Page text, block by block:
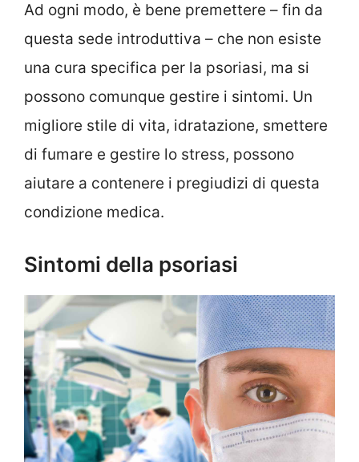
Ad ogni modo, è bene premettere – fin da
questa sede introduttiva – che non esiste
una cura specifica per la psoriasi, ma si
possono comunque gestire i sintomi. Un
migliore stile di vita, idratazione, smettere
di fumare e gestire lo stress, possono
aiutare a contenere i pregiudizi di questa
condizione medica.
Sintomi della psoriasi